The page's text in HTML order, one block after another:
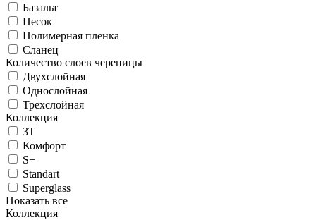
Базальт
Песок
Полимерная пленка
Сланец
Количество слоев черепицы
Двухслойная
Однослойная
Трехслойная
Коллекция
3T
Комфорт
S+
Standart
Superglass
Показать все
Коллекция